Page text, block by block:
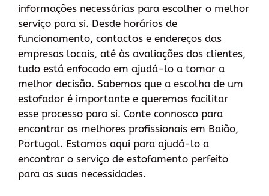
informações necessárias para escolher o melhor
serviço para si. Desde horários de
funcionamento, contactos e endereços das
empresas locais, até às avaliações dos clientes,
tudo está enfocado em ajudá-lo a tomar a
melhor decisão. Sabemos que a escolha de um
estofador é importante e queremos facilitar
esse processo para si. Conte connosco para
encontrar os melhores profissionais em Baião,
Portugal. Estamos aqui para ajudá-lo a
encontrar o serviço de estofamento perfeito
para as suas necessidades.